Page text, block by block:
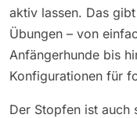
aktiv lassen. Das
Übungen – von
Anfängerhunde bis
Konfigurationen für
Der Stopfen ist auch